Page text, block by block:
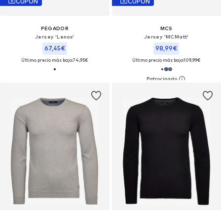
PEGADOR
Jersey 'Lenox'
67,45€
Último precio más bajo:74,95€
MCS
Jersey 'MCMatt'
98,99€
Último precio más bajo:109,99€